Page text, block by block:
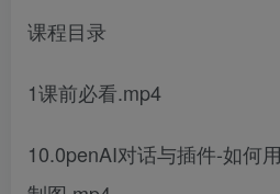
课程目录
1课前必看.mp4
10.0penAI对话与插件-如何